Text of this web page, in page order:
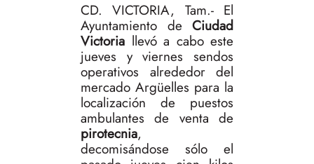
CD. VICTORIA, Tam.- El
Ayuntamiento de Ciudad
Victoria llevó a cabo este
jueves y viernes sendos
operativos alrededor del
mercado Argüelles para la
localización de puestos
ambulantes de venta de
pirotecnia,
decomisándose sólo el